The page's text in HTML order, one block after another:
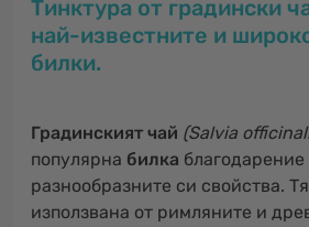
Тинктура от градински
най-известните и
билки.
Градинският чай (Salvia
популярна билка благодарение
разнообразните си свойства.
използвана от римляните и